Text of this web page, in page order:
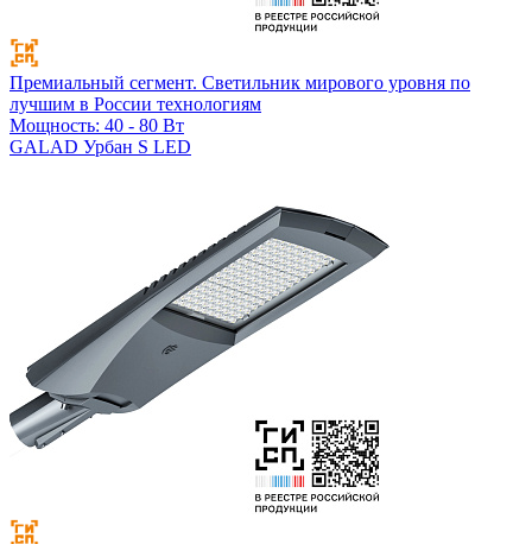
Премиальный сегмент. Светильник мирового уровня по
лучшим в России технологиям
Мощность: 40 - 80 Вт
GALAD Урбан S LED